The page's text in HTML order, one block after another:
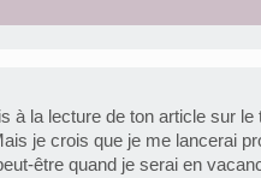
à la lecture de ton article sur
je crois que je me lancerai
être quand je serai en